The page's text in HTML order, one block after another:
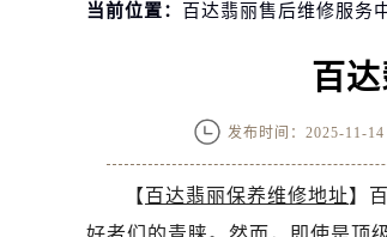
盐城市盐都区世纪
宁波市江北区大
杭州市上城区钱
绍兴市越城区胜利
嘉兴市南湖区广
当前位置： 百达翡丽售后维修服务
百
发布时间：2025-11-
【百达翡丽保养维修地址】